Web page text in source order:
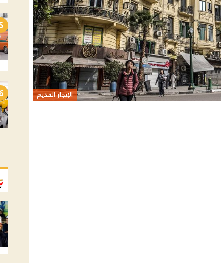
الإيجار القديم